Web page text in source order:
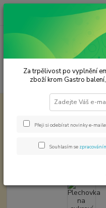
Plechové dózy - kořenky
Plechovka na
retro
Za trpělivost po vyplnění
zboží krom Gastro
Přeji si odebírat novinky e-
Souhlasím se